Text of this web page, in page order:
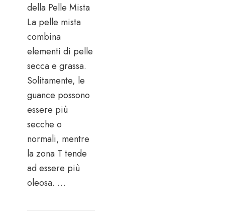
della Pelle Mista
La pelle mista
combina
elementi di pelle
secca e grassa.
Solitamente, le
guance possono
essere più
secche o
normali, mentre
la zona T tende
ad essere più
oleosa. …